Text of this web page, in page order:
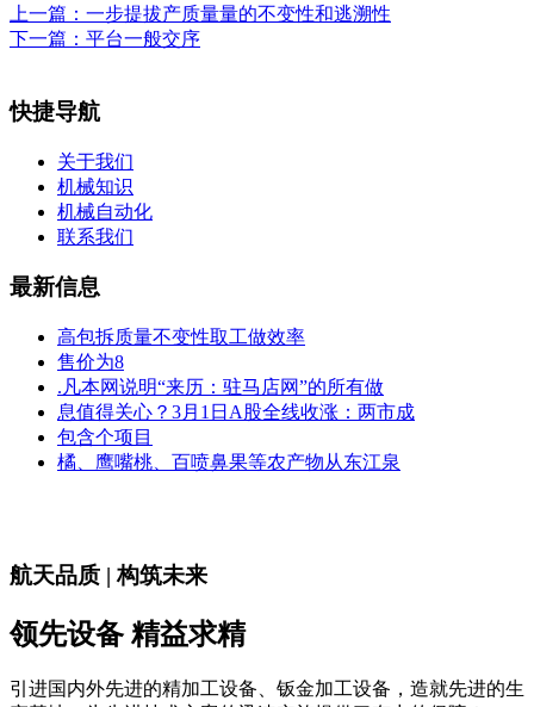
上一篇： 一步提拔产质量量的不变性和逃溯性
下一篇： 平台一般交序
快捷导航
关于我们
机械知识
机械自动化
联系我们
最新信息
高包拆质量不变性取工做效率
售价为8
.凡本网说明“来历：驻马店网”的所有做
息值得关心？3月1日A股全线收涨：两市成
包含个项目
橘、鹰嘴桃、百喷鼻果等农产物从东江泉
航天品质 | 构筑未来
领先设备 精益求精
引进国内外先进的精加工设备、钣金加工设备，造就先进的生